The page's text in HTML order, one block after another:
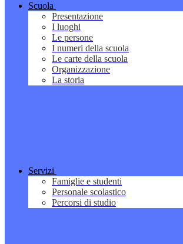
Scuola
Presentazione
I luoghi
Le persone
I numeri della scuola
Le carte della scuola
Organizzazione
La storia
Servizi
Famiglie e studenti
Personale scolastico
Percorsi di studio